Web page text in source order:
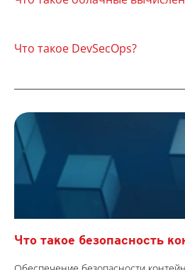
Что такое DevSecOps?
Что такое безопасность